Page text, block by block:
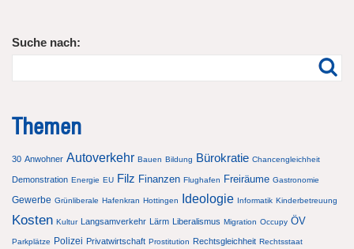
Suche nach:
Themen
30 Anwohner Autoverkehr Bauen Bildung Bürokratie Chancengleichheit
Demonstration Energie EU Filz Finanzen Flughafen Freiräume Gastronomie
Gewerbe Grünliberale Hafenkran Hottingen Ideologie Informatik Kinderbetreuung
Kosten Kultur Langsamverkehr Lärm Liberalismus Migration Occupy ÖV
Parkplätze Polizei Privatwirtschaft Prostitution Rechtsgleichheit Rechtsstaat